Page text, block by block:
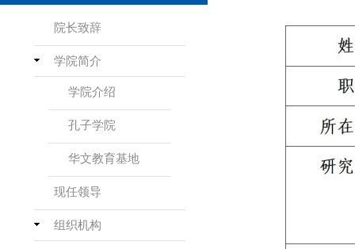
院长致辞
学院简介
学院介绍
孔子学院
华文教育基地
现任领导
组织机构